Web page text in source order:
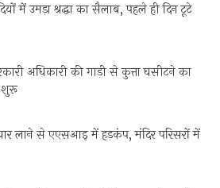
में उमड़ा श्रद्धा का सैलाब, पहले ही दिन टूटे
अधिकारी की गाड़ी से कुत्ता घसीटने का
शुरू
लाने से एएसआइ में हड़कंप, मंदिर परिसरों में